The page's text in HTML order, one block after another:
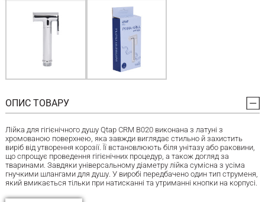
ОПИС ТОВАРУ
Лійка для гігієнічного душу Qtap CRM B020 виконана з латуні з
хромованою поверхнею, яка завжди виглядає стильно й захистить
виріб від утворення корозії. Її встановлюють біля унітазу або раковини,
що спрощує проведення гігієнічних процедур, а також догляд за
тваринами. Завдяки універсальному діаметру лійка сумісна з усіма
гнучкими шлангами для душу. У виробі передбачено один тип струменя,
який вмикається тільки при натисканні та утриманні кнопки на корпусі.